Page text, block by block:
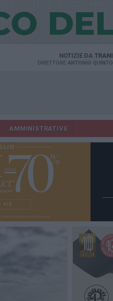
NOTIZIE DA TRANI
DIRETTORE ANTONIO QUINTO
AMMINISTRATIVE